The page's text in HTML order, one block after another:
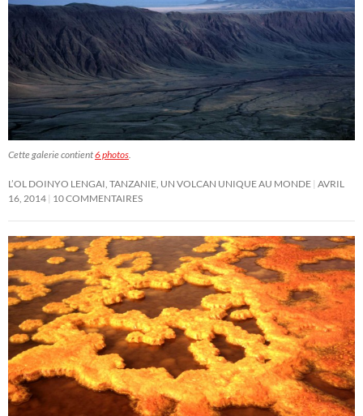
Cette galerie contient6 photos
L’OL DOINYO LENGAI, TANZANIE, UN VOLCAN UNIQUE AU MONDE AVRIL
16, 2014 10 COMMENTAIRES